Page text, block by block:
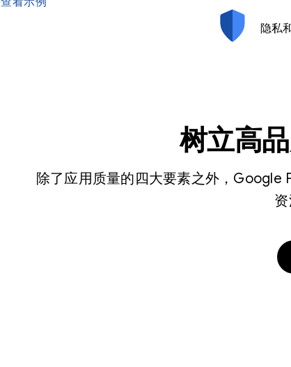
隐私
树立高
除了应用质量的四大要素之外，Google
资